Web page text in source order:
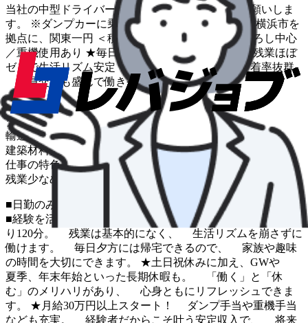
当社の中型ドライバーとして、 建築資材配送をお願いしま
す。 ※ダンプカーに乗務 ＜配送エリア＞ 神奈川県横浜市を
拠点に、関東一円 ＜積み降ろし方法＞ ダンプ荷下ろし中心
／重機使用あり ★毎日自宅に帰れる中距離配送 残業ほぼ
ゼロで生活リズム安定 ★アットホームな社風で定着率抜群
社員交流も盛んで働きやすさ◎
車種
ダンプ
輸送品目
建築材料
仕事の特色
残業少なめ
手積み手降ろしなし
■日勤のみで残業ほぼナシ！ ■年間休日130日で私生活充実！
■経験を活かして安定収入GET！ ★日勤のみで休憩はしっか
り120分。 残業は基本的になく、 生活リズムを崩さずに
働けます。 毎日夕方には帰宅できるので、 家族や趣味
の時間を大切にできます。 ★土日祝休みに加え、GWや
夏季、年末年始といった長期休暇も。 「働く」と「休
む」のメリハリがあり、 心身ともにリフレッシュできま
す。 ★月給30万円以上スタート！ ダンプ手当や重機手当
なども充実。 経験者だからこそ叶う安定収入で、 将来